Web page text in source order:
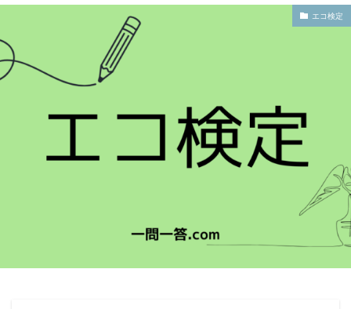
エコ検定